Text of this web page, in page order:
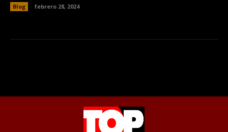
Blog febrero 28, 2024